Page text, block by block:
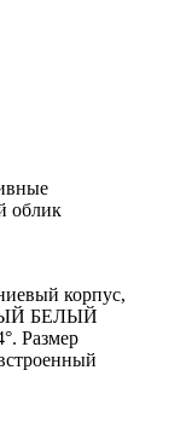
облик
корпус,
БЕЛЫЙ
Размер